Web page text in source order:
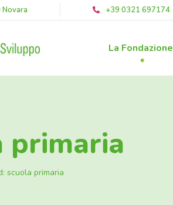
+39 0321 697174
La Fondazione
primaria
scuola primaria